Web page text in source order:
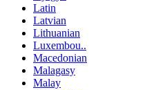
Latin
Latvian
Lithuanian
Luxembou..
Macedonian
Malagasy
Malay